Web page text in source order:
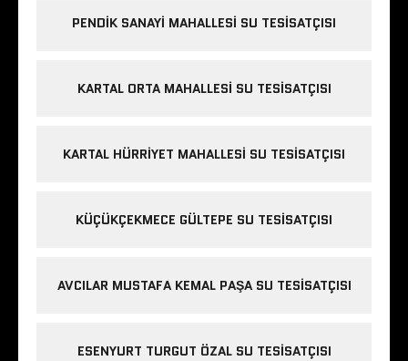
PENDIK SANAYI MAHALLESI SU TESISATÇISI
KARTAL ORTA MAHALLESI SU TESISATÇISI
KARTAL HÜRRIYET MAHALLESI SU TESISATÇISI
KÜÇÜKÇEKMECE GÜLTEPE SU TESISATÇISI
AVCILAR MUSTAFA KEMAL PAŞA SU TESISATÇISI
ESENYURT TURGUT ÖZAL SU TESISATÇISI